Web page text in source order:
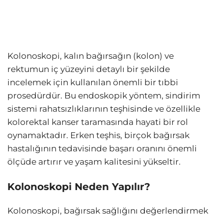
Kolonoskopi, kalın bağırsağın (kolon) ve
rektumun iç yüzeyini detaylı bir şekilde
incelemek için kullanılan önemli bir tıbbi
prosedürdür. Bu endoskopik yöntem, sindirim
sistemi rahatsızlıklarının teşhisinde ve özellikle
kolorektal kanser taramasında hayati bir rol
oynamaktadır. Erken teşhis, birçok bağırsak
hastalığının tedavisinde başarı oranını önemli
ölçüde artırır ve yaşam kalitesini yükseltir.
Kolonoskopi Neden Yapılır?
Kolonoskopi, bağırsak sağlığını değerlendirmek